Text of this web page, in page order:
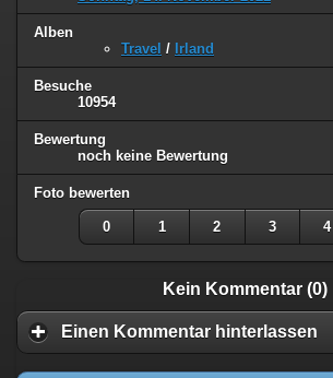
Alben
Travel / Irland
Besuche
10954
Bewertung
noch keine Bewertung
Foto bewerten
0 1 2 3 4
Kein Kommentar (0)
Einen Kommentar hinterlassen